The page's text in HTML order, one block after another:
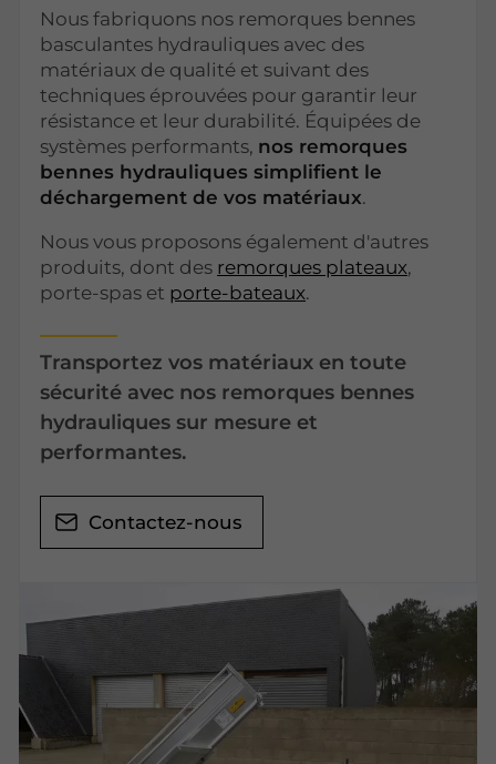
Nous fabriquons nos remorques bennes
basculantes hydrauliques avec des
matériaux de qualité et suivant des
techniques éprouvées pour garantir leur
résistance et leur durabilité. Équipées de
systèmes performants, nos remorques
bennes hydrauliques simplifient le
déchargement de vos matériaux.
Nous vous proposons également d'autres
produits, dont des remorques plateaux,
porte-spas et porte-bateaux.
Transportez vos matériaux en toute
sécurité avec nos remorques bennes
hydrauliques sur mesure et
performantes.
Contactez-nous